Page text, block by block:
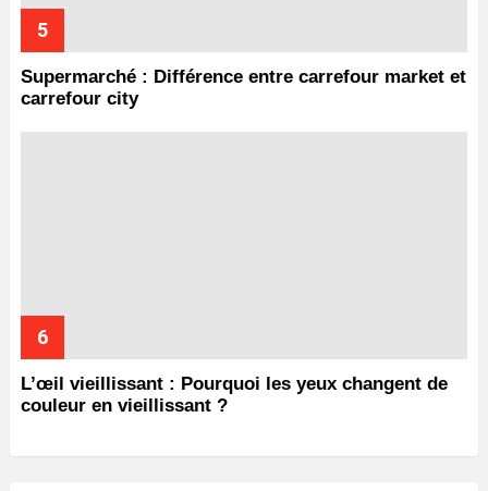
Supermarché : Différence entre carrefour market et
carrefour city
L’œil vieillissant : Pourquoi les yeux changent de
couleur en vieillissant ?